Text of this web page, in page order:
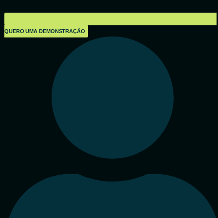
QUERO UMA DEMONSTRAÇÃO